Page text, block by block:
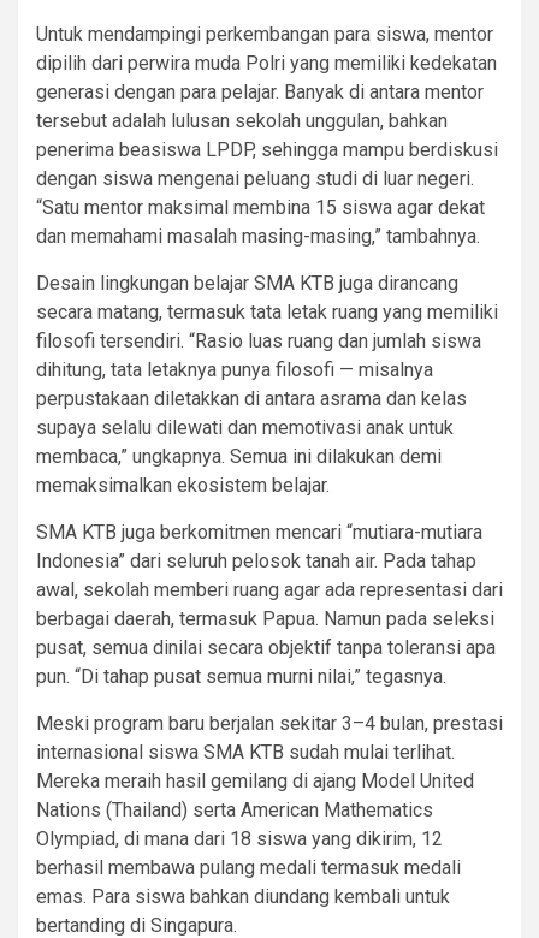
Untuk mendampingi perkembangan para siswa, mentor
dipilih dari perwira muda Polri yang memiliki kedekatan
generasi dengan para pelajar. Banyak di antara mentor
tersebut adalah lulusan sekolah unggulan, bahkan
penerima beasiswa LPDP, sehingga mampu berdiskusi
dengan siswa mengenai peluang studi di luar negeri.
“Satu mentor maksimal membina 15 siswa agar dekat
dan memahami masalah masing-masing,” tambahnya.
Desain lingkungan belajar SMA KTB juga dirancang
secara matang, termasuk tata letak ruang yang memiliki
filosofi tersendiri. “Rasio luas ruang dan jumlah siswa
dihitung, tata letaknya punya filosofi — misalnya
perpustakaan diletakkan di antara asrama dan kelas
supaya selalu dilewati dan memotivasi anak untuk
membaca,” ungkapnya. Semua ini dilakukan demi
memaksimalkan ekosistem belajar.
SMA KTB juga berkomitmen mencari “mutiara-mutiara
Indonesia” dari seluruh pelosok tanah air. Pada tahap
awal, sekolah memberi ruang agar ada representasi dari
berbagai daerah, termasuk Papua. Namun pada seleksi
pusat, semua dinilai secara objektif tanpa toleransi apa
pun. “Di tahap pusat semua murni nilai,” tegasnya.
Meski program baru berjalan sekitar 3–4 bulan, prestasi
internasional siswa SMA KTB sudah mulai terlihat.
Mereka meraih hasil gemilang di ajang Model United
Nations (Thailand) serta American Mathematics
Olympiad, di mana dari 18 siswa yang dikirim, 12
berhasil membawa pulang medali termasuk medali
emas. Para siswa bahkan diundang kembali untuk
bertanding di Singapura.